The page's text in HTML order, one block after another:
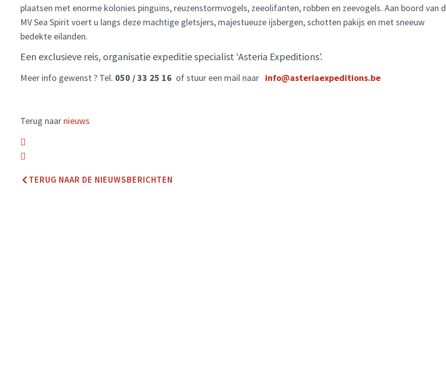
plaatsen met enorme kolonies pinguïns, reuzenstormvogels, zeeolifanten, robben en zeevogels. Aan boord van
MV Sea Spirit voert u langs deze machtige gletsjers, majestueuze ijsbergen, schotten pakijs en met sneeuw
bedekte eilanden.
Een exclusieve reis, organisatie expeditie specialist ‘Asteria Expeditions’.
Meer info gewenst ? Tel. 050 / 33 25 16 of stuur een mail naar info@asteriaexpeditions.be
Terug naar nieuws
TERUG NAAR DE NIEUWSBERICHTEN